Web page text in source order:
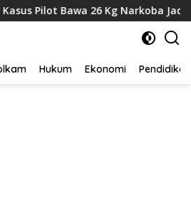
Pilot Bawa 26 Kg Narkoba Jadi
Hukum Ekonomi Pendidikan